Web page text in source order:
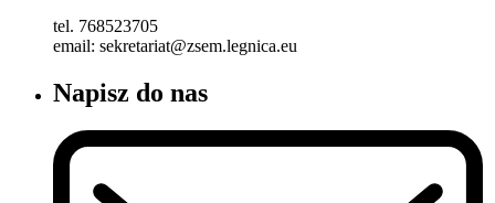
tel. 768523705
email: sekretariat@zsem.legnica.eu
Napisz do nas